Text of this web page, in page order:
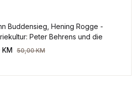
Buddensieg, Hening Rogge -
Peter Behrens und die
1914.
KM 50,00KM